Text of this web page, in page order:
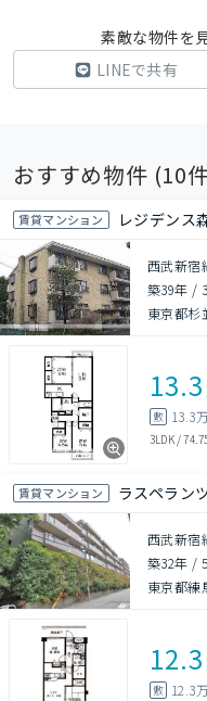
素敵な物件を
LINEで共有
おすすめ物件 (10
賃貸マンション レジデンス
西武新宿
築39年 /
東京都杉
13.3
敷 13.3
3LDK/
賃貸マンション ラスペラン
西武新宿
築32年 /
東京都練
12.3
敷 12.3